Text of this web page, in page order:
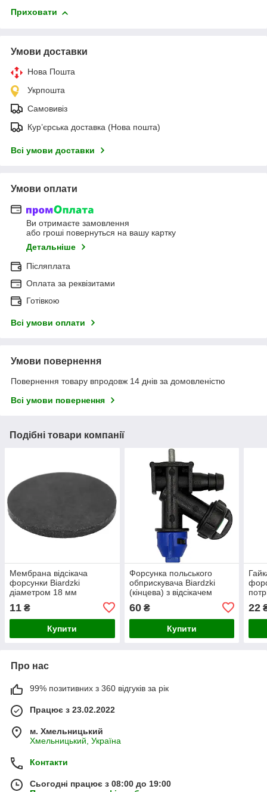
Приховати
Умови доставки
Нова Пошта
Укрпошта
Самовивіз
Кур’єрська доставка (Нова пошта)
Всі умови доставки
Умови оплати
Ви отримаєте замовлення
або гроші повернуться на вашу картку
Детальніше
Післяплата
Оплата за реквізитами
Готівкою
Всі умови оплати
Умови повернення
Повернення товару впродовж 14 днів за домовленістю
Всі умови повернення
Подібні товари компанії
Мембрана відсікача
форсунки Biardzki
діаметром 18 мм
11 ₴
Купити
Форсунка польського
обприскувача Biardzki
(кінцева) з відсікачем
60₴
Купити
22
Про нас
99% позитивних з 360 відгуків за рік
Працює з 23.02.2022
м. Хмельницький
Хмельницький, Україна
Контакти
Сьогодні працює з 08:00 до 19:00